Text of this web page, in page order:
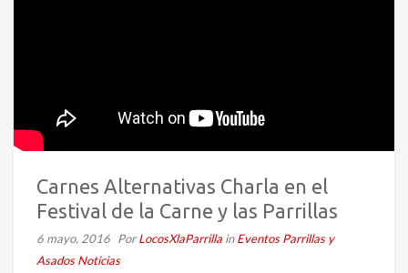
Carnes Alternativas Charla en el
Festival de la Carne y las Parrillas
6 mayo, 2016 PorLocosXlaParrilla inEventos Parrillas y
Asados Noticias